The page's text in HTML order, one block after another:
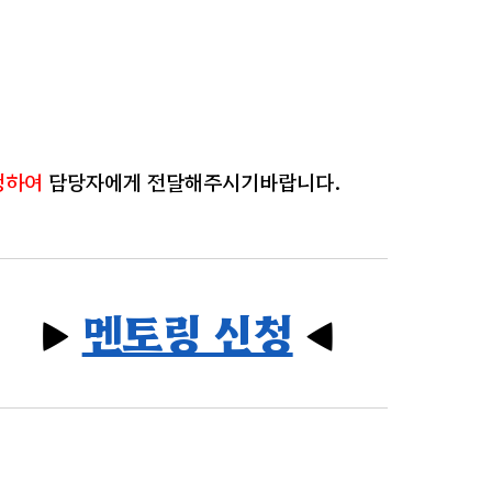
여 담당자에게 전달해주시기바랍니다.
▶ 멘토링 신청 ◀